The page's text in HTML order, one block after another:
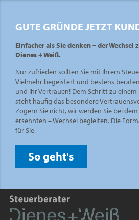
GUTE GRÜNDE JETZT
Einfacher als Sie denken – der Wechsel
Dienes + Weiß.
Nur zufrieden sollten Sie mit Ihrem
Vielmehr begeistert und bestens
und Ihr Vertrauen! Dem Schritt zu
steht häufig das besondere
Zögern Sie nicht, wir werden Sie bei
ersehnten – Wechsel begleiten. Die
für Sie.
So geht's